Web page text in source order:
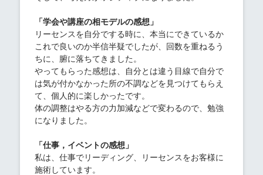
「学会や講座の相モデルの感想」
リーセンスを自分でする時に、本当にできているか
これで良いのか半信半疑でしたが、回数を重ねるう
ちに、腑に落ちてきました。
やってもらった感想は、自分とは違う目線で自分で
は気が付かなかった所の不調などを見つけてもらえ
て、個人的に楽しかったです。
体の調整はやる方の力加減などで変わるので、勉強
になりました。
「仕事，イベントの感想」
私は、仕事でリーディング、リーセンスをお客様に
施術しています。